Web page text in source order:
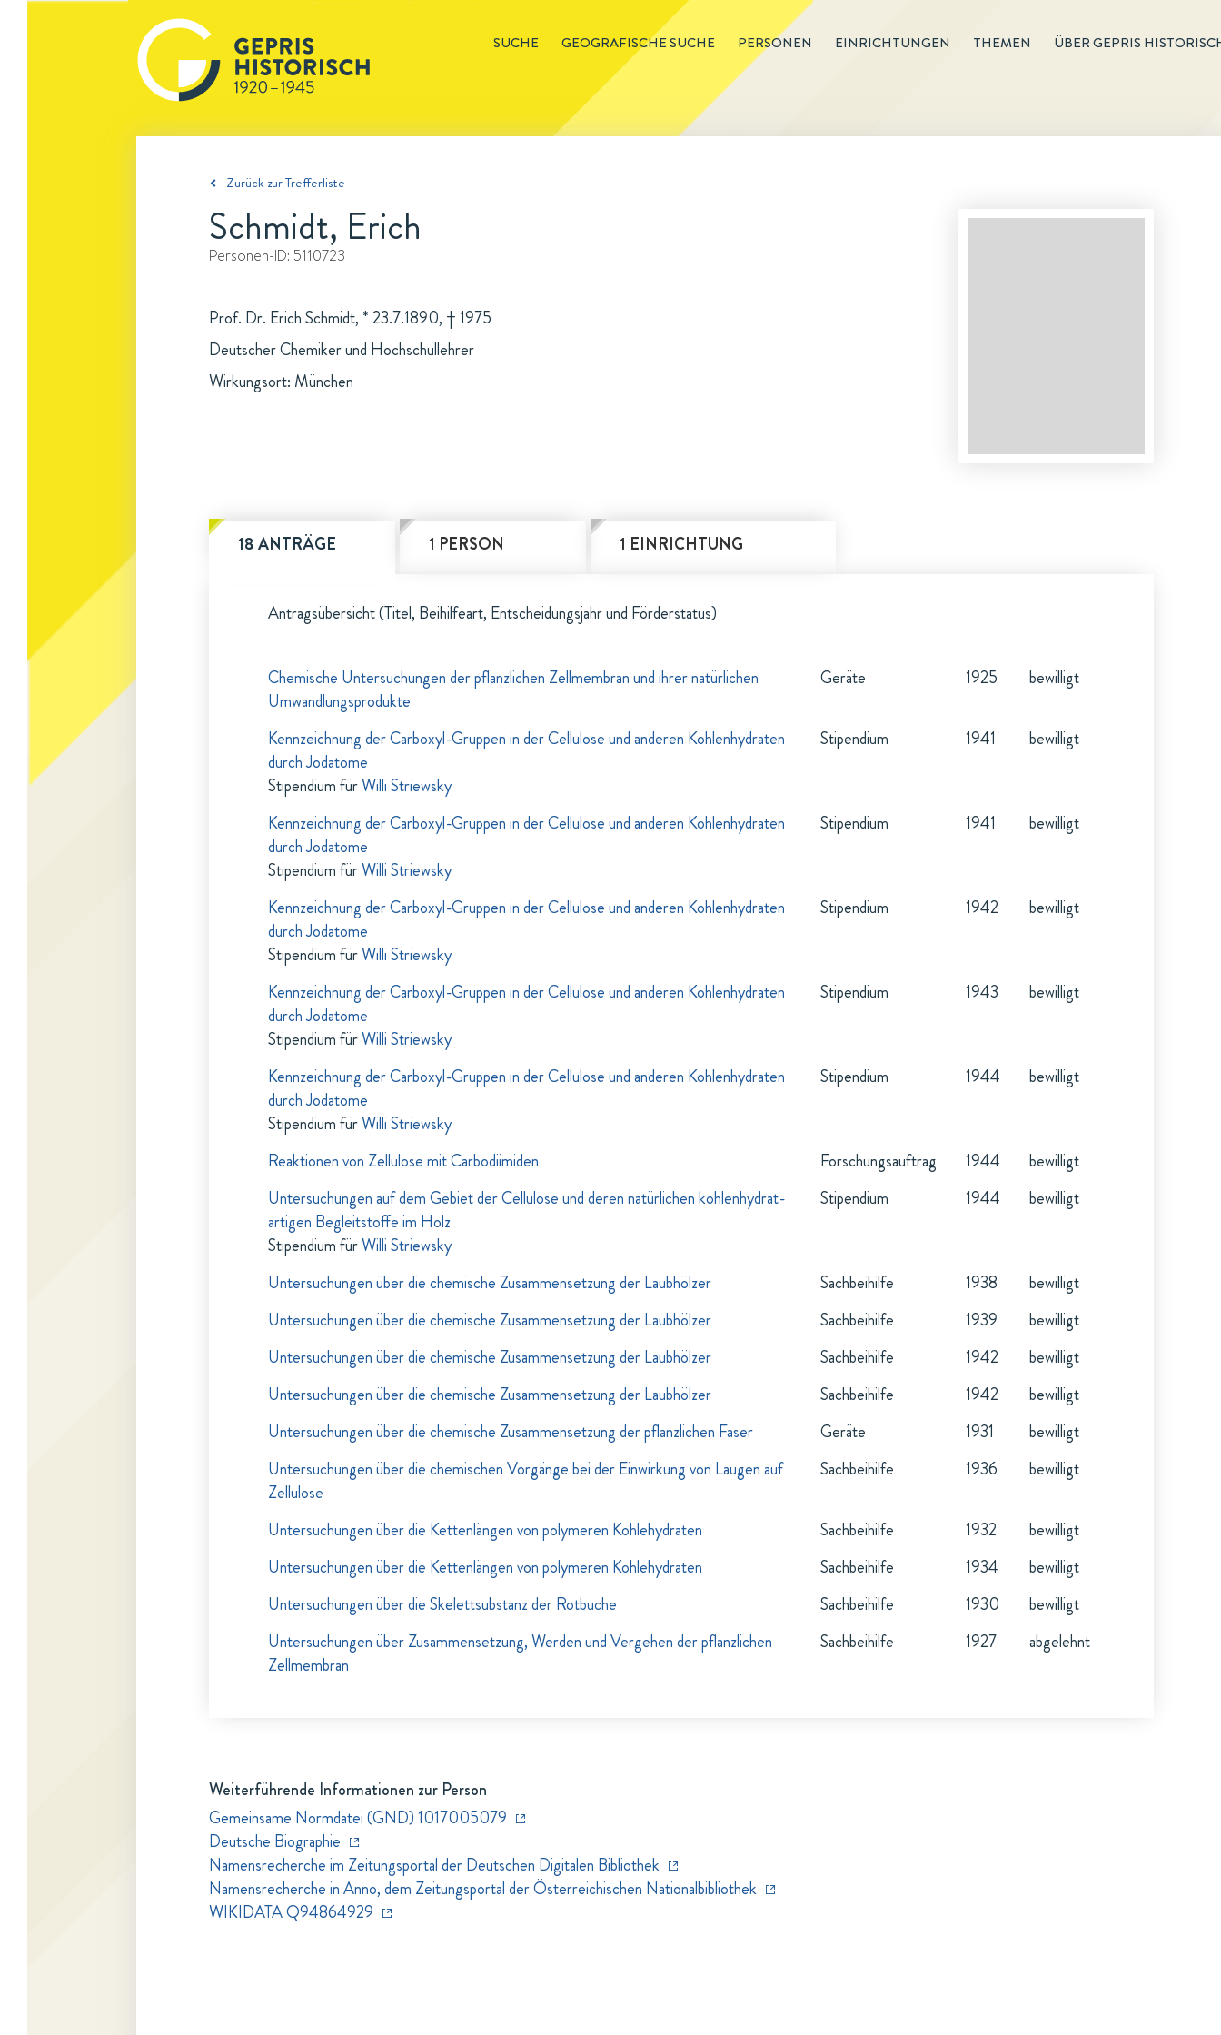
SUCHE GEOGRAFISCHE SUCHE PERSONEN EINRICHTUNGEN THEMEN ÜBER GEPRIS
Zurück zur Trefferliste
Schmidt, Erich
Personen-ID: 5110723
Prof. Dr. Erich Schmidt, * 23.7.1890, † 1975
Deutscher Chemiker und Hochschullehrer
Wirkungsort: München
18 ANTRÄGE 1 PERSON 1 EINRICHTUNG
Antragsübersicht (Titel, Beihilfeart, Entscheidungsjahr und Förderstatus)
Chemische Untersuchungen der pflanzlichen Zellmembran und ihrer natürlichen
Umwandlungsprodukte
Geräte 1925 bewilligt
Kennzeichnung der Carboxyl-Gruppen in der Cellulose und anderen Kohlenhydraten
durch Jodatome
Stipendium fürWilli Striewsky
Stipendium 1941 bewilligt
Kennzeichnung der Carboxyl-Gruppen in der Cellulose und anderen Kohlenhydraten
durch Jodatome
Stipendium fürWilli Striewsky
Stipendium 1941 bewilligt
Kennzeichnung der Carboxyl-Gruppen in der Cellulose und anderen Kohlenhydraten
durch Jodatome
Stipendium fürWilli Striewsky
Stipendium 1942 bewilligt
Kennzeichnung der Carboxyl-Gruppen in der Cellulose und anderen Kohlenhydraten
durch Jodatome
Stipendium fürWilli Striewsky
Stipendium 1943 bewilligt
Kennzeichnung der Carboxyl-Gruppen in der Cellulose und anderen Kohlenhydraten
durch Jodatome
Stipendium fürWilli Striewsky
Stipendium 1944 bewilligt
Reaktionen von Zellulose mit Carbodiimiden Forschungsauftrag 1944
bewilligt
Untersuchungen auf dem Gebiet der Cellulose und deren natürlichen kohlenhydrat-
artigen Begleitstoffe im Holz
Stipendium fürWilli Striewsky
Stipendium 1944 bewilligt
Untersuchungen über die chemische Zusammensetzung der Laubhölzer Sachbeihilfe 1938
bewilligt
Untersuchungen über die chemische Zusammensetzung der Laubhölzer
Sachbeihilfe 1939
bewilligt
Untersuchungen über die chemische Zusammensetzung der Laubhölzer
Sachbeihilfe 1942
bewilligt
Untersuchungen über die chemische Zusammensetzung der Laubhölzer
Sachbeihilfe 1942
bewilligt
Untersuchungen über die chemische Zusammensetzung der pflanzlichen Faser
Geräte 1931
bewilligt
Untersuchungen über die chemischen Vorgänge bei der Einwirkung von Laugen auf
Zellulose
Sachbeihilfe 1936 bewilligt
Untersuchungen über die Kettenlängen von polymeren Kohlehydraten Sachbeihilfe 1932
bewilligt
Untersuchungen über die Kettenlängen von polymeren Kohlehydraten
Sachbeihilfe 1934
bewilligt
Untersuchungen über die Skelettsubstanz der Rotbuche
Sachbeihilfe 1930
bewilligt
Untersuchungen über Zusammensetzung, Werden und Vergehen der pflanzlichen
Zellmembran
Sachbeihilfe 1927 abgelehnt
Weiterführende Informationen zur Person
Gemeinsame Normdatei (GND) 1017005079
Deutsche Biographie
Namensrecherche im Zeitungsportal der Deutschen Digitalen Bibliothek
Namensrecherche in Anno, dem Zeitungsportal der Österreichischen Nationalbibliothek
WIKIDATA Q94864929